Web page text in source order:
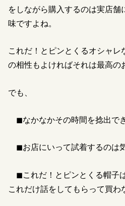
をしながら購入するのは実店舗
味ですよね。
これだ！とピンとくるオシャレ
の相性もよければそれは最高の
でも、
◼︎なかなかその時間を捻出で
◼︎お店にいって試着するのは
◼︎これだ！とピンとくる帽子
これだけ話をしてもらって買わ